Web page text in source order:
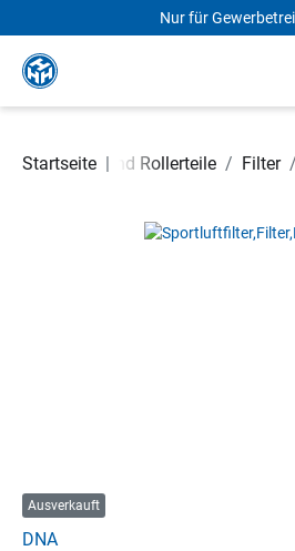
Zum Hauptinhalt springen
Nur für
Startseite |
Motorrad- und Rollerteile / Filter /
Bildergalerie überspringen
Ausverkauft
DNA